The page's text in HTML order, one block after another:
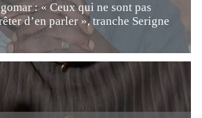
: « Ceux qui ne sont pas
d’en parler », tranche Serigne